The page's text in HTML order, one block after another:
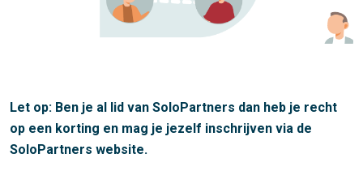
Let op: Ben je al lid van SoloPartners dan heb je recht
op een korting en mag je jezelf inschrijven via de
SoloPartners website.